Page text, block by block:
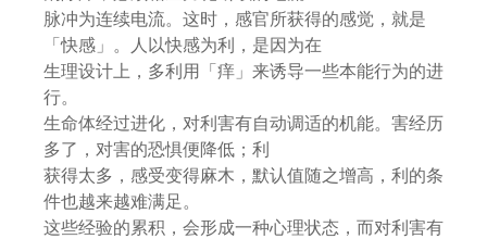
脉冲为连续电流。这时，感官所获得的感觉，就是
「快感」。人以快感为利，是因为在
生理设计上，多利用「痒」来诱导一些本能行为的进
行。
生命体经过进化，对利害有自动调适的机能。害经历
多了，对害的恐惧便降低；利
获得太多，感受变得麻木，默认值随之增高，利的条
件也越来越难满足。
这些经验的累积，会形成一种心理状态，而对利害有